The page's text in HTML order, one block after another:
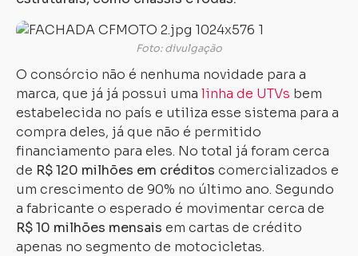
Foto: divulgação
O consórcio não é nenhuma novidade para a
marca, que já já possui uma linha de UTVs bem
estabelecida no país e utiliza esse sistema para a
compra deles, já que não é permitido
financiamento para eles. No total já foram cerca
de R$ 120 milhões em créditos comercializados e
um crescimento de 90% no último ano. Segundo
a fabricante o esperado é movimentar cerca de
R$ 10 milhões mensais em cartas de crédito
apenas no segmento de motocicletas.